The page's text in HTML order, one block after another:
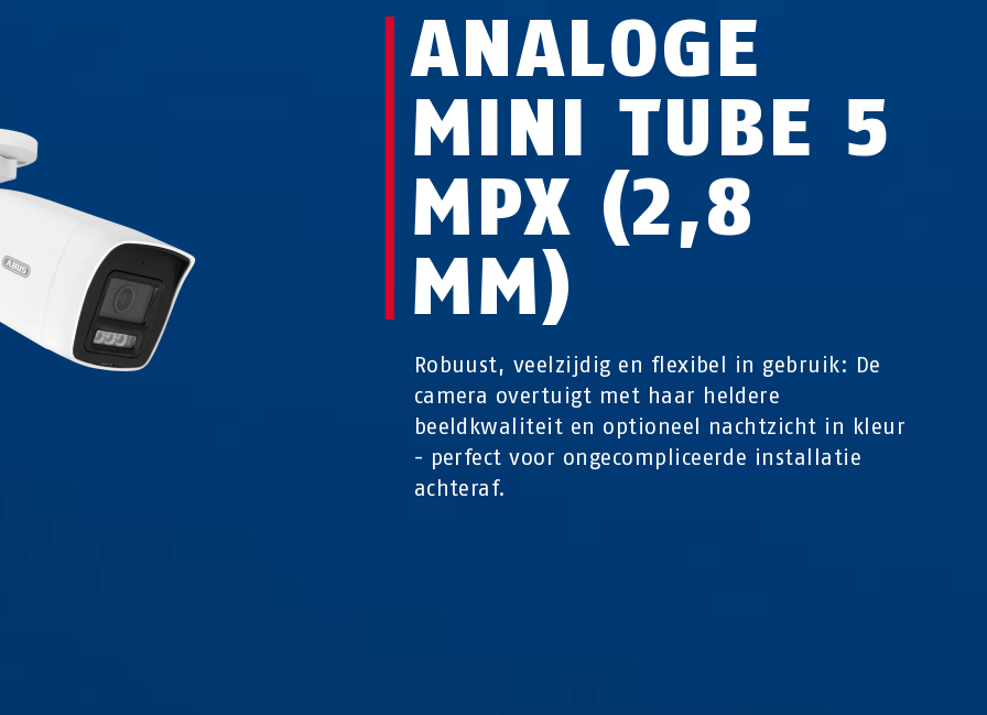
ANALOGE
MINI TUBE 5
MPX (2,8
MM)
Robuust, veelzijdig en flexibel in gebruik: De
camera overtuigt met haar heldere
beeldkwaliteit en optioneel nachtzicht in kleur
- perfect voor ongecompliceerde installatie
achteraf.